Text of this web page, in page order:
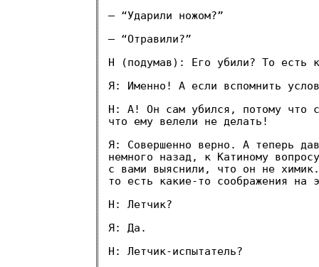
— “Ударили ножом?”
— “Отравили?”
Н (подумав): Его убили? То есть
Я: Именно! А если вспомнить
Н: А! Он сам убился, потому что
что ему велели не делать!
Я: Совершенно верно. А теперь
немного назад, к Катиному
с вами выяснили, что он не
то есть какие-то соображения на
Н: Летчик?
Я: Да.
Н: Летчик-испытатель?